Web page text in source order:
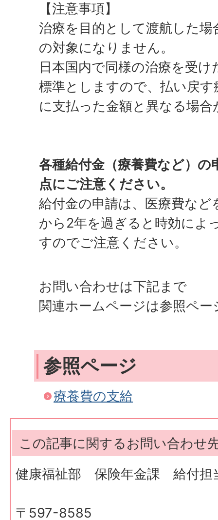
【注意事項】
治療を目的として渡航した場
の対象になりません。
日本国内で同様の治療を受
標準としますので、払い戻
に支払った金額と異なる場
各種給付金（療養費など）の
点にご注意ください。
給付金の申請は、医療費など
から2年を過ぎると時効によ
すのでご注意ください。
お問い合わせは下記まで
関連ホームページは参照ペ
参照ページ
療養費の支給
この記事に関するお問い合わせ
健康福祉部 保険年金課 給付担
〒597-8585